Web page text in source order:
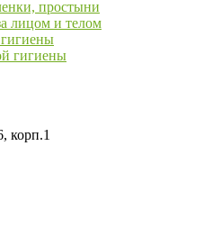
простыни
лицом и телом
гигиены
корп.1